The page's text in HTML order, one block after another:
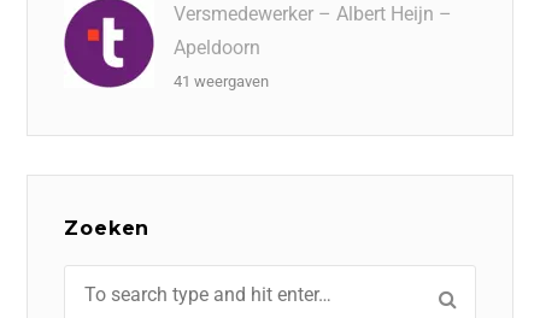
Versmedewerker – Albert Heijn –
Apeldoorn
41 weergaven
Zoeken